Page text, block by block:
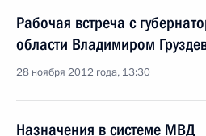
Рабочая встреча с
области Владимиром
28 ноября 2012 года, 13:30
Назначения в системе МВД